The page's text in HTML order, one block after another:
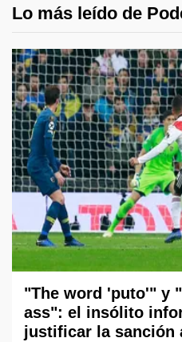
Lo más leído de
"The word 'puto'" y
ass": el insólito
justificar la sanción